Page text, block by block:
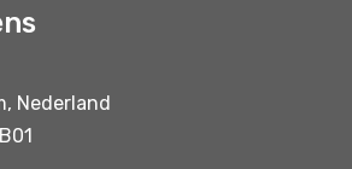
Nederland